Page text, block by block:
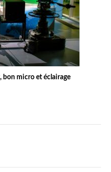
bon micro et éclairage